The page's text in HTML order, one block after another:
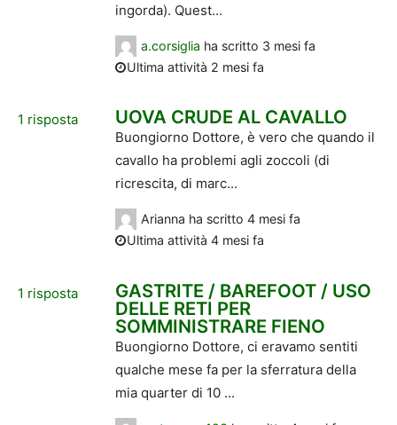
ingorda). Quest...
a.corsiglia ha scritto 3 mesi fa
Ultima attività 2 mesi fa
1 risposta UOVA CRUDE AL CAVALLO
Buongiorno Dottore, è vero che quando il
cavallo ha problemi agli zoccoli (di
ricrescita, di marc...
Arianna ha scritto 4 mesi fa
Ultima attività 4 mesi fa
1 risposta
GASTRITE / BAREFOOT / USO
DELLE RETI PER
SOMMINISTRARE FIENO
Buongiorno Dottore, ci eravamo sentiti
qualche mese fa per la sferratura della
mia quarter di 10 ...